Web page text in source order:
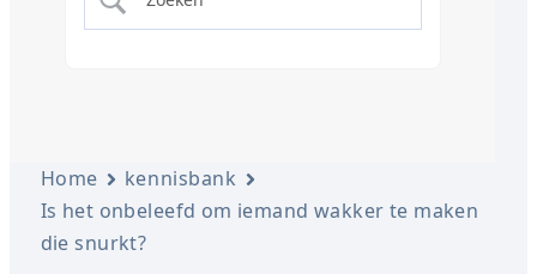
Home
kennisbank
Is het onbeleefd om iemand wakker te maken
die snurkt?